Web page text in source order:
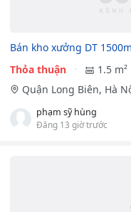
Bán kho xưởng DT
Thỏa thuận
1.5 m²
Quận Long Biên, Hà
phạm sỹ hùng
Đăng 13 giờ trước